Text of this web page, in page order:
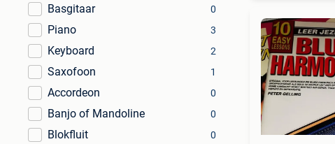
Basgitaar 0
Piano 3
Keyboard 2
Saxofoon 1
Accordeon 0
Banjo of Mandoline 0
Blokfluit 0